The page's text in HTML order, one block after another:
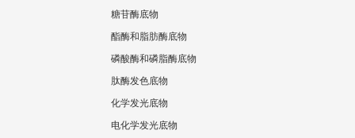
糖苷酶底物
酯酶和脂肪酶底物
磷酸酶和磷脂酶底物
肽酶发色底物
化学发光底物
电化学发光底物